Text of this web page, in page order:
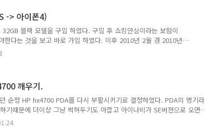
플스토어라 불리는 애플 직영 온라인 마켓의 경..
-> 아이폰4)
블랙 모델을 구입 하였다. 구입 후 쇼킹안심이라는 보험이
한다는 것을 보고 바로 가입 하였다. 이후 2010년 2월 경 2010년
는 보험이 새로 출시 되었고 기존 쇼킹 안심 가입자는 원하는 경
다. 쇼폰 케어 홍보 내용상에 쇼폰케어가 쇼킹안심보험보다 조건
상 걸린 최악의 고객센터 시스템이었다. T..
깨우기.
순정 HP hx4700 PDA를 다시 부활시키기로 결정하였다. PDA의 명기라
기때문에 더이상 그냥 썩혀두기도 아깝고 아이나비가 SE버젼으로 오면
상과 메모리 부족으로 멀티 태스킹이 불가능.. 결론은 hx4700 살려서
1. Ram up => 기본 64MB인 메모리를 128MB로 업그레이드 한다. ==>